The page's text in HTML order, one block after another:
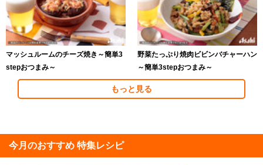
マッシュルームのチーズ焼き～簡単3
stepおつまみ～
野菜たっぷり焼肉ビビンバチャーハン
～簡単3stepおつまみ～
もっと見る
今月のおすすめ 特集レシピ